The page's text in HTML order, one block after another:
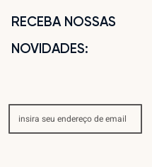
RECEBA NOSSAS
NOVIDADES: